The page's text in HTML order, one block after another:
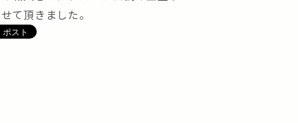
て頂きました。